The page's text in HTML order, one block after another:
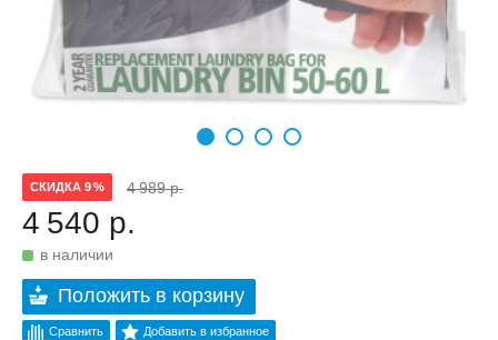
СКИДКА 9 % 4 989 р.
4 540 р.
в наличии
Положить в корзину
Сравнить Добавить в избранное